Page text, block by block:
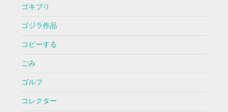
ゴキブリ
ゴジラ作品
コピーする
ごみ
ゴルフ
コレクター